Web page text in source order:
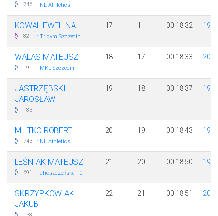
746 · NL Athletics
KOWAL EWELINA
821 · Trigym Szczecin
17 1 00:18:32 1993
WALAS MATEUSZ
191 · MKL Szczecin
18 17 00:18:33 2008
JASTRZĘBSKI
JAROSŁAW
183
19 18 00:18:37 1983
MILTKO ROBERT
743 · NL Athletics
20 19 00:18:43 1995
LEŚNIAK MATEUSZ
691 · choszczeńska 10
21 20 00:18:50 1991
SKRZYPKOWIAK
JAKUB
22 21 00:18:51 2006